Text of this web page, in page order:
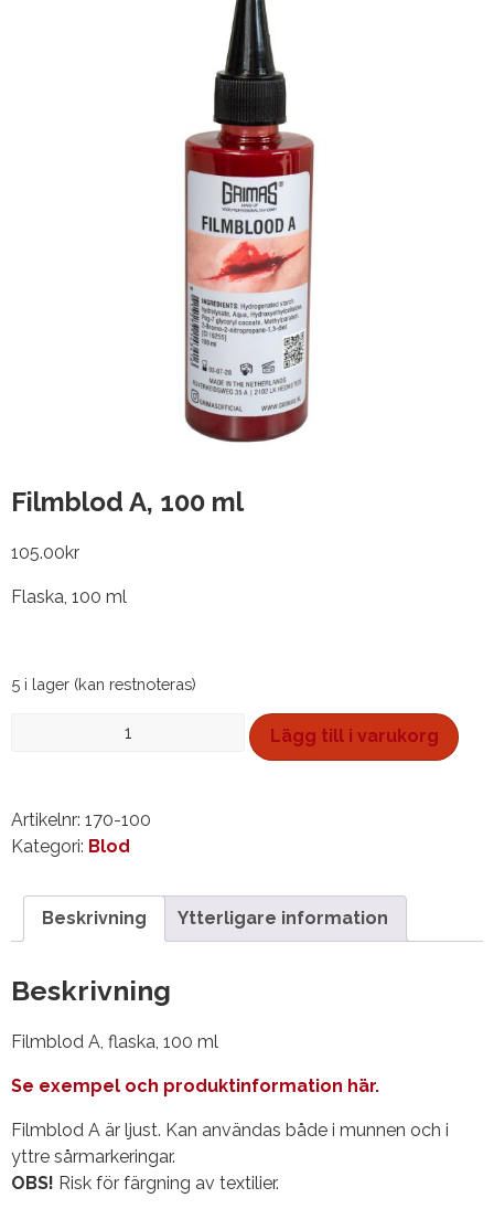
Filmblod A, 100 ml
105.00kr
Flaska, 100 ml
5 i lager (kan restnoteras)
mängd
Lägg till i varukorg
Artikelnr: 170-100
Kategori: Blod
Beskrivning Ytterligare information
Beskrivning
Filmblod A, flaska, 100 ml
Se exempel och produktinformation här.
Filmblod A är ljust. Kan användas både i munnen och i
yttre sårmarkeringar.
OBS! Risk för färgning av textilier.